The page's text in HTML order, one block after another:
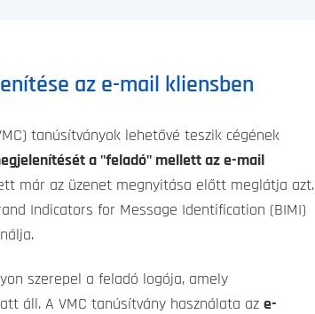
az e-mail kliensben
tanúsítványok lehetővé teszik cégének
a "feladó" mellett az e-mail
már az üzenet megnyitása előtt meglátja azt.
Indicators for Message Identification (BIMI)
szerepel a feladó logója, amely
áll. A VMC tanúsítvány használata az e-